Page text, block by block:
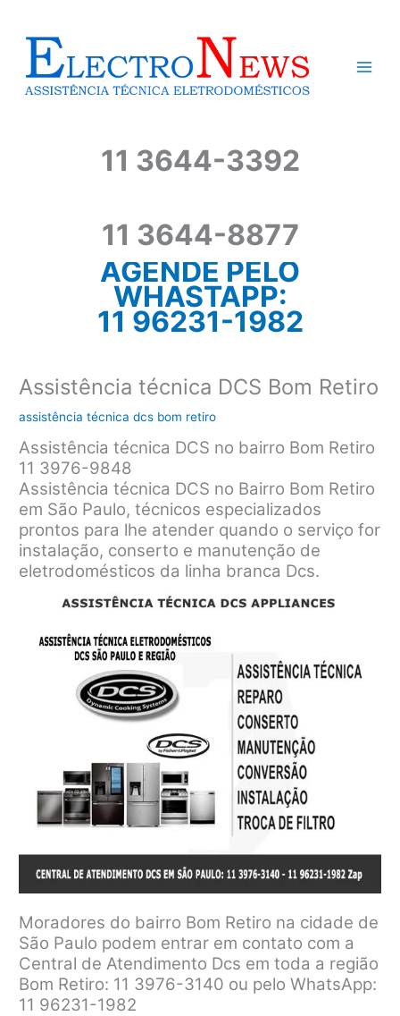
conteúdo
11 3644-3392
11 3644-8877
AGENDE PELO
WHASTAPP:
11 96231-1982
Assistência técnica DCS Bom Retiro
assistência técnica dcs bom retiro
Assistência técnica DCS no bairro Bom Retiro
11 3976-9848
Assistência técnica DCS no Bairro Bom Retiro
em São Paulo, técnicos especializados
prontos para lhe atender quando o serviço for
instalação, conserto e manutenção de
eletrodomésticos da linha branca Dcs.
Moradores do bairro Bom Retiro na cidade de
São Paulo podem entrar em contato com a
Central de Atendimento Dcs em toda a região
Bom Retiro: 11 3976-3140 ou pelo WhatsApp:
11 96231-1982